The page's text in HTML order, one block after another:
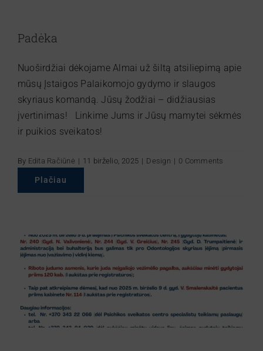
Padėka
Nuoširdžiai dėkojame Almai už šiltą atsiliepimą apie
mūsų Įstaigos Palaikomojo gydymo ir slaugos
skyriaus komandą. Jūsų žodžiai – didžiausias
įvertinimas! Linkime Jums ir Jūsų mamytei sėkmės
ir puikios sveikatos!
By Edita Račiūnė | 11 birželio, 2025 | Design | 0 Comments
Plačiau